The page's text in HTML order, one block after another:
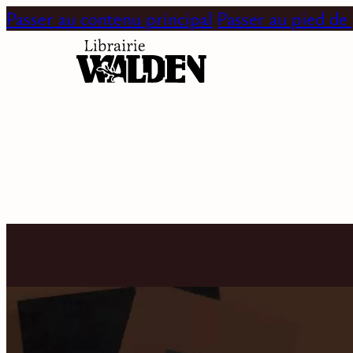
Passer au contenu principal Passer au pied de